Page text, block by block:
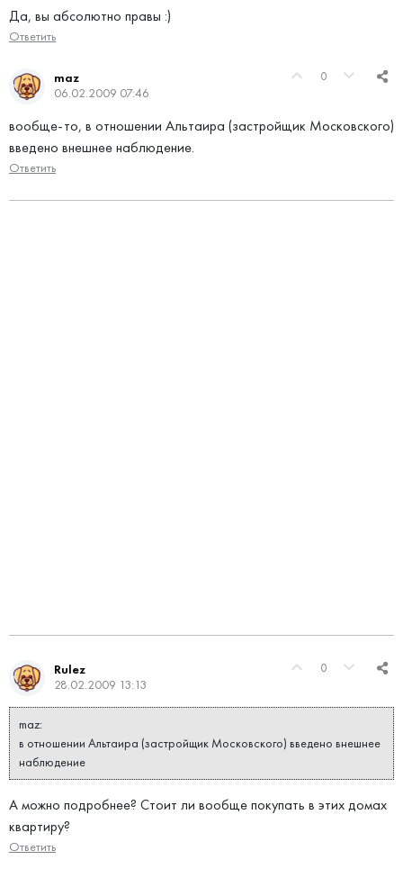
Да, вы абсолютно правы :)
Ответить
0
maz
06.02.2009 07:46
вообще-то, в отношении Альтаира (застройщик Московского)
введено внешнее наблюдение.
Ответить
0
Rulez
28.02.2009 13:13
maz:
в отношении Альтаира (застройщик Московского) введено внешнее
наблюдение
А можно подробнее? Стоит ли вообще покупать в этих домах
квартиру?
Ответить